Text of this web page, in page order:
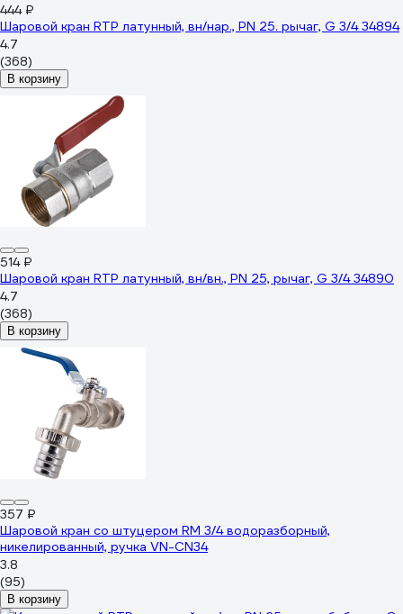
444 ₽
Шаровой кран RTP латунный, вн/нар., PN 25. рычаг, G 3/4 34894
4.7
(368)
В корзину
514 ₽
Шаровой кран RTP латунный, вн/вн., PN 25, рычаг, G 3/4 34890
4.7
(368)
В корзину
357 ₽
Шаровой кран со штуцером RM 3/4 водоразборный,
никелированный, ручка VN-CN34
3.8
(95)
В корзину